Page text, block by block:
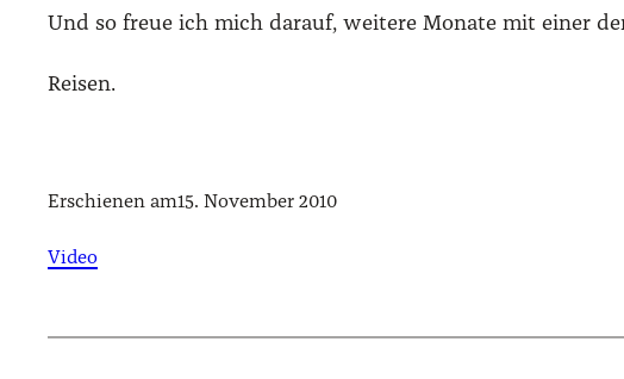
Und so freue ich mich dar­auf, wei­te­re Mona­te mit einer
Rei­sen.
Erschienen am15. November 2010
Video